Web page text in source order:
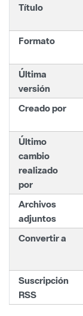
Título
Formato
Última
versión
Creado por
Último
cambio
realizado
por
Archivos
adjuntos
Convertir a
Suscripción
RSS